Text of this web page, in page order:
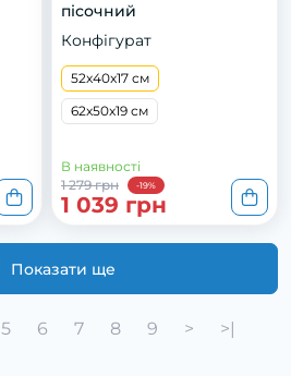
пісочний
Конфігурат
52x40x17 см
62x50x19 см
В наявності
1 279 грн
-19%
1 039 грн
Показати ще
5 6 7 8 9 > >|